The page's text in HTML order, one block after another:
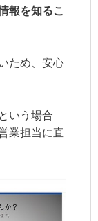
報を知るこ
ため、安心
いう場合
業担当に直